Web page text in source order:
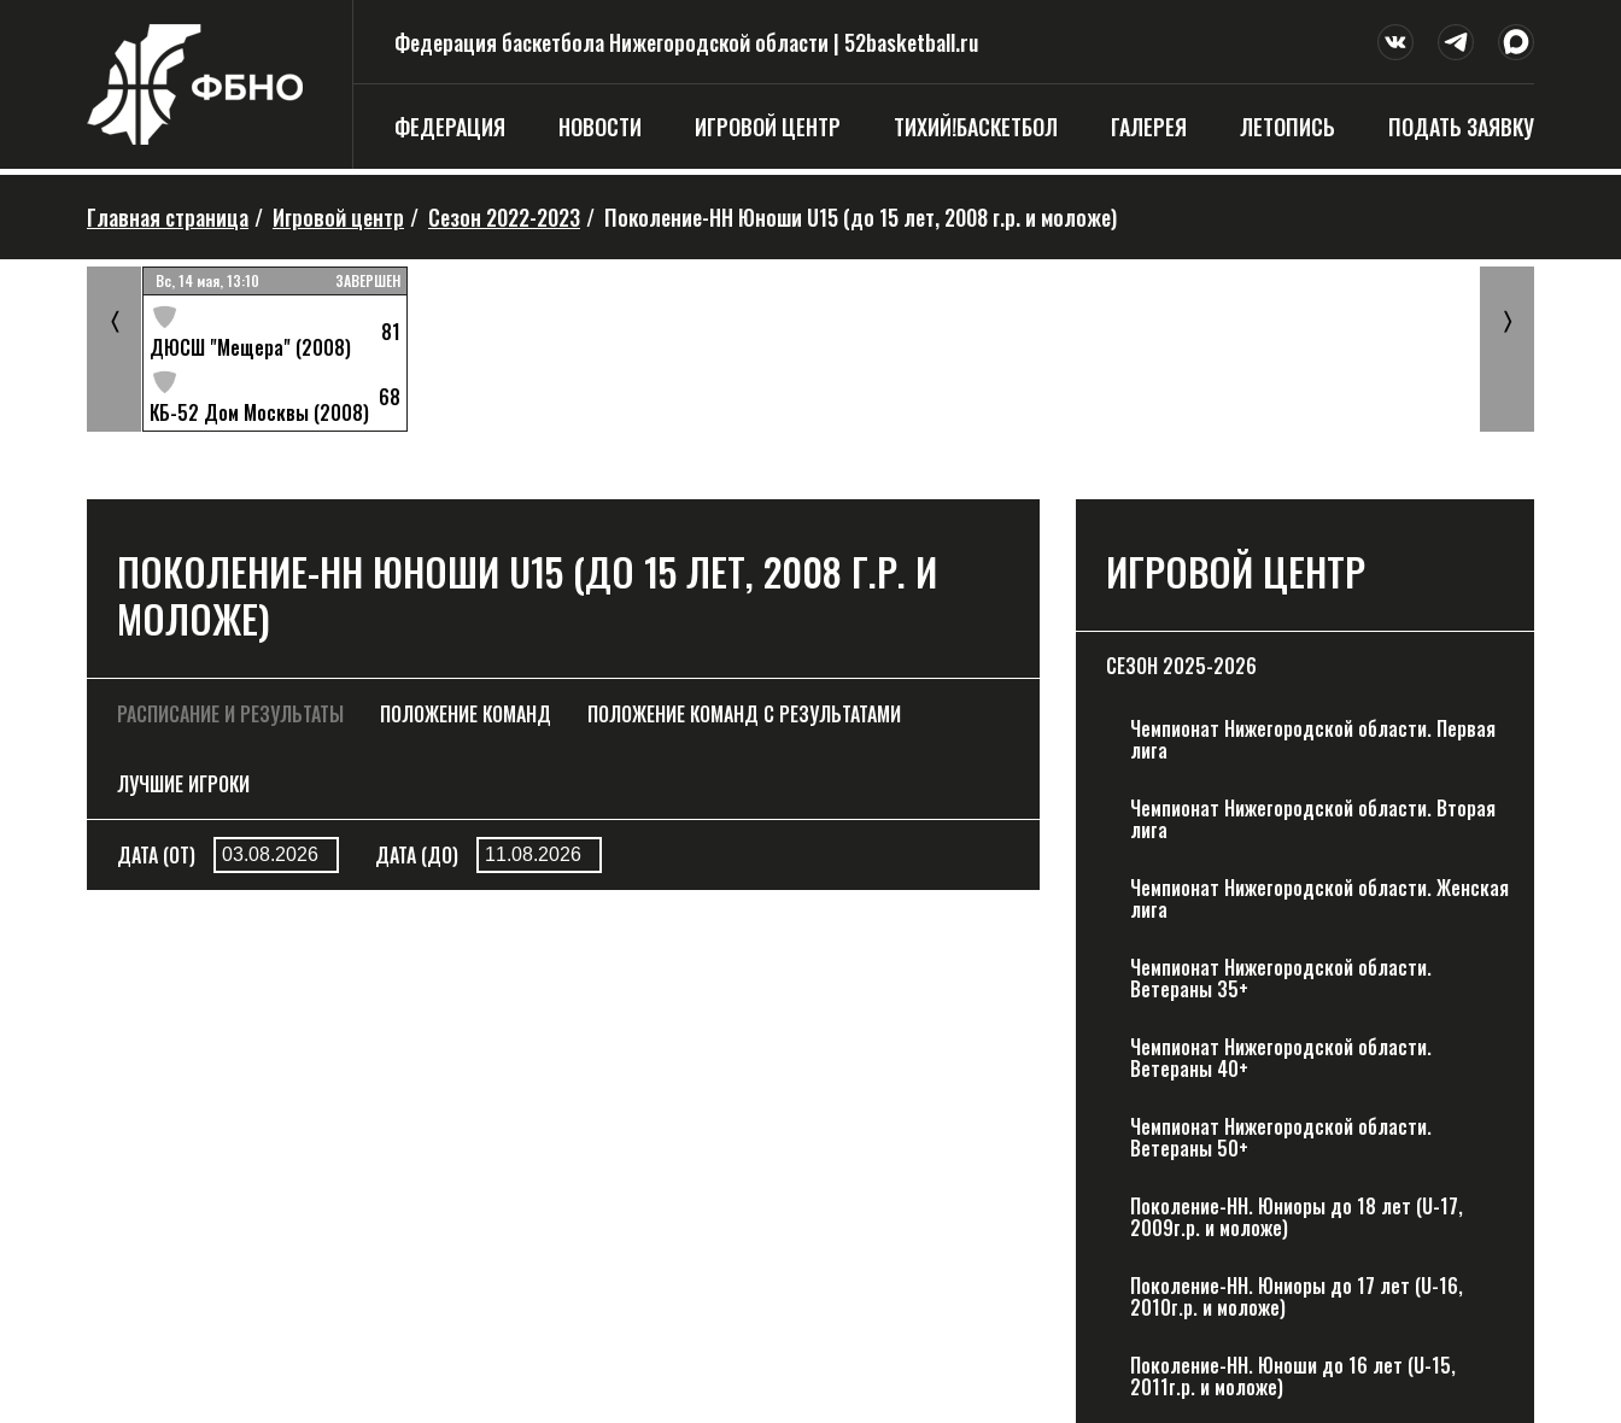
Федерация баскетбола Нижегородской области | 52basketball.ru
ФЕДЕРАЦИЯ НОВОСТИ ИГРОВОЙ ЦЕНТР ТИХИЙ!БАСКЕТБОЛ ГАЛЕРЕЯ ЛЕТОПИСЬ ПОДАТЬ ЗАЯВКУ
Главная страница / Игровой центр / Сезон 2022-2023 / Поколение-НН Юноши U15 (до 15 лет, 2008 г.р. и моложе)
81
Вс, 14 мая, 13:10 ЗАВЕРШЕН
ДЮСШ "Мещера" (2008)
81
КБ-52 Дом Москвы (2008)
68
〈 〉
ПОКОЛЕНИЕ-НН ЮНОШИ U15 (ДО 15 ЛЕТ, 2008 Г.Р. И
МОЛОЖЕ)
РАСПИСАНИЕ И РЕЗУЛЬТАТЫ ПОЛОЖЕНИЕ КОМАНД ПОЛОЖЕНИЕ КОМАНД С РЕЗУЛЬТАТАМИ
ЛУЧШИЕ ИГРОКИ
ДАТА (ОТ) ДАТА (ДО)
ИГРОВОЙ ЦЕНТР
СЕЗОН 2025-2026
Чемпионат Нижегородской области. Первая
лига
Чемпионат Нижегородской области. Вторая
лига
Чемпионат Нижегородской области. Женская
лига
Чемпионат Нижегородской области.
Ветераны 35+
Чемпионат Нижегородской области.
Ветераны 40+
Чемпионат Нижегородской области.
Ветераны 50+
Поколение-НН. Юниоры до 18 лет (U-17,
2009г.р. и моложе)
Поколение-НН. Юниоры до 17 лет (U-16,
2010г.р. и моложе)
Поколение-НН. Юноши до 16 лет (U-15,
2011г.р. и моложе)